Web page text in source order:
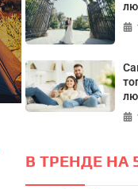
В ТРЕНДЕ НА